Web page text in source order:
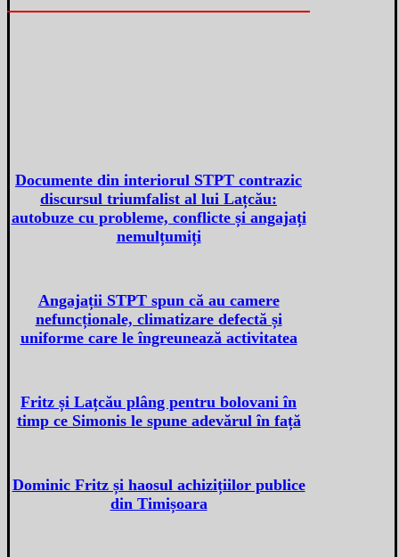
Documente din interiorul STPT contrazic
discursul triumfalist al lui Lațcău:
autobuze cu probleme, conflicte și angajați
nemulțumiți
Angajații STPT spun că au camere
nefuncționale, climatizare defectă și
uniforme care le îngreunează activitatea
Fritz și Lațcău plâng pentru bolovani în
timp ce Simonis le spune adevărul în față
Dominic Fritz și haosul achizițiilor publice
din Timișoara